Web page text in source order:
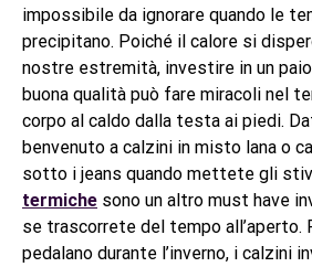
impossibile da ignorare quando le
precipitano. Poiché il calore si
nostre estremità, investire in un
buona qualità può fare miracoli nel
corpo al caldo dalla testa ai piedi.
benvenuto a calzini in misto lana o
sotto i jeans quando mettete gli
termiche sono un altro must have
se trascorrete del tempo all’aperto.
pedalano durante l’inverno, i calzini